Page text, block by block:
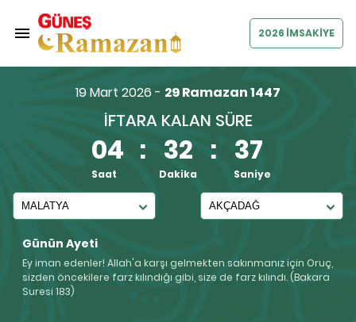
2026 İMSAKİYE
Günün Ayeti
Ey iman edenler! Allah'a karşı gelmekten sakınmanız için Oruç,
sizden öncekilere farz kılındığı gibi, size de farz kılındı. (Bakara
Suresi 183)
19 Mart 2026 - 29 Ramazan 1447
İFTARA KALAN SÜRE
04 : 32 : 36
Saat Dakika Saniye